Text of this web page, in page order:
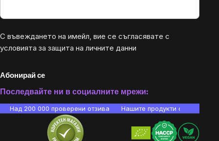
С въвеждането на имейл, вие се съгласявате с
условията за защита на личните данни
Абонирай се
Последвайте ни в социалните мрежи:
Над 200 000 проверени отзива Нашите продукти са